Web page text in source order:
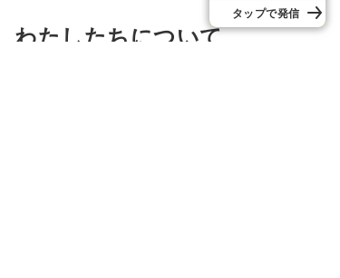
わたしたちについて
タップで発信